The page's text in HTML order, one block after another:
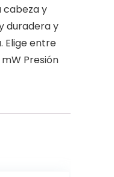
cabeza y
duradera y
Elige entre
Presión